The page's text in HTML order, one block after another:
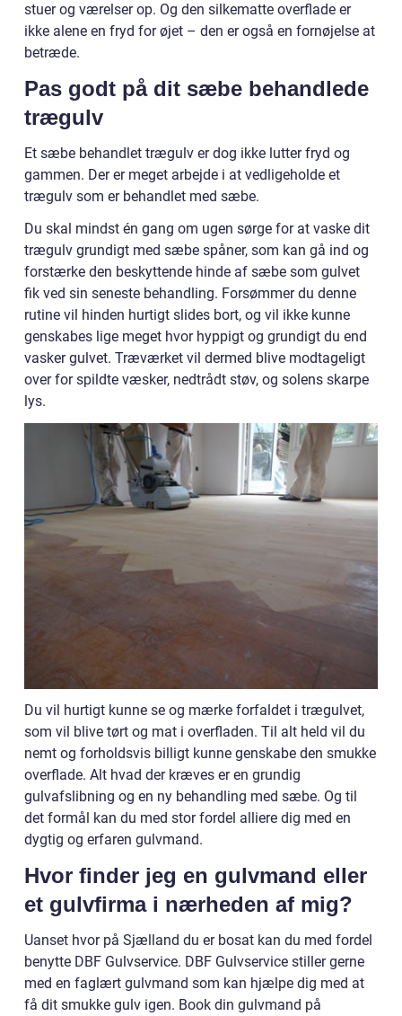
stuer og værelser op. Og den silkematte overflade er
ikke alene en fryd for øjet – den er også en fornøjelse at
betræde.
Pas godt på dit sæbe behandlede
trægulv
Et sæbe behandlet trægulv er dog ikke lutter fryd og
gammen. Der er meget arbejde i at vedligeholde et
trægulv som er behandlet med sæbe.
Du skal mindst én gang om ugen sørge for at vaske dit
trægulv grundigt med sæbe spåner, som kan gå ind og
forstærke den beskyttende hinde af sæbe som gulvet
fik ved sin seneste behandling. Forsømmer du denne
rutine vil hinden hurtigt slides bort, og vil ikke kunne
genskabes lige meget hvor hyppigt og grundigt du end
vasker gulvet. Træværket vil dermed blive modtageligt
over for spildte væsker, nedtrådt støv, og solens skarpe
lys.
Du vil hurtigt kunne se og mærke forfaldet i trægulvet,
som vil blive tørt og mat i overfladen. Til alt held vil du
nemt og forholdsvis billigt kunne genskabe den smukke
overflade. Alt hvad der kræves er en grundig
gulvafslibning og en ny behandling med sæbe. Og til
det formål kan du med stor fordel alliere dig med en
dygtig og erfaren gulvmand.
Hvor finder jeg en gulvmand eller
et gulvfirma i nærheden af mig?
Uanset hvor på Sjælland du er bosat kan du med fordel
benytte DBF Gulvservice. DBF Gulvservice stiller gerne
med en faglært gulvmand som kan hjælpe dig med at
få dit smukke gulv igen. Book din gulvmand på